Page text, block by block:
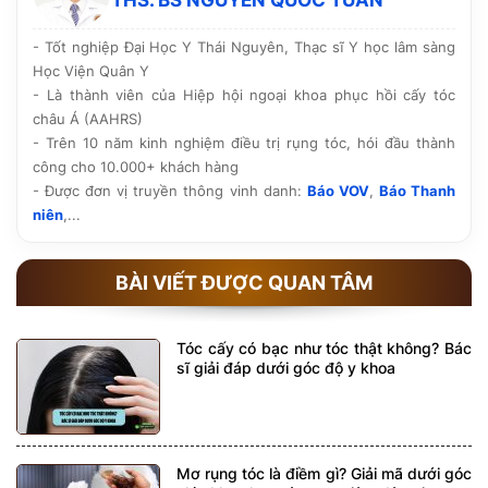
hồi của khách hàng và chính sách bảo hành, chăm sóc
- Tốt nghiệp Đại Học Y Thái Nguyên, Thạc sĩ Y học lâm sàng
Học Viện Quân Y
- Là thành viên của Hiệp hội ngoại khoa phục hồi cấy tóc
châu Á (AAHRS)
- Trên 10 năm kinh nghiệm điều trị rụng tóc, hói đầu thành
công cho 10.000+ khách hàng
- Được đơn vị truyền thông vinh danh: Báo VOV, Báo Thanh
niên,...
BÀI VIẾT ĐƯỢC QUAN TÂM
Tóc cấy có bạc như tóc thật không? Bác
sĩ giải đáp dưới góc độ y khoa
Mơ rụng tóc là điềm gì? Giải mã dưới góc